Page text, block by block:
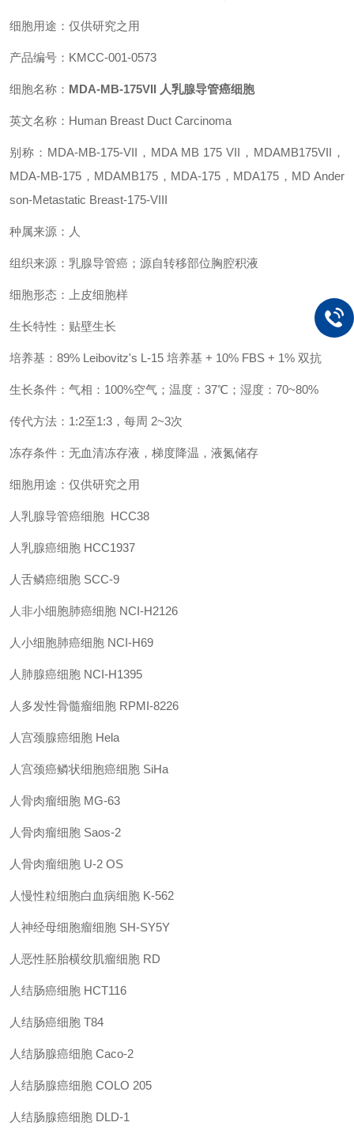
细胞用途：仅供研究之用
产品编号：KMCC-001-0573
细胞名称： MDA-MB-175VII 人乳腺导管癌细胞
英文名称：Human Breast Duct Carcinoma
别称：MDA-MB-175-VII，MDA MB 175 VII，MDAMB175VII，
MDA-MB-175，MDAMB175，MDA-175，MDA175，MD Ander
son-Metastatic Breast-175-VIII
种属来源：人
组织来源：乳腺导管癌；源自转移部位胸腔积液
细胞形态：上皮细胞样
生长特性：贴壁生长
培养基：89% Leibovitz's L-15 培养基 + 10% FBS + 1% 双抗
生长条件：气相：100%空气；温度：37℃；湿度：70~80%
传代方法：1:2至1:3，每周 2~3次
冻存条件：无血清冻存液，梯度降温，液氮储存
细胞用途：仅供研究之用
人乳腺导管癌细胞 HCC38
人乳腺癌细胞 HCC1937
人舌鳞癌细胞 SCC-9
人非小细胞肺癌细胞 NCI-H2126
人小细胞肺癌细胞 NCI-H69
人肺腺癌细胞 NCI-H1395
人多发性骨髓瘤细胞 RPMI-8226
人宫颈腺癌细胞 Hela
人宫颈癌鳞状细胞癌细胞 SiHa
人骨肉瘤细胞 MG-63
人骨肉瘤细胞 Saos-2
人骨肉瘤细胞 U-2 OS
人慢性粒细胞白血病细胞 K-562
人神经母细胞瘤细胞 SH-SY5Y
人恶性胚胎横纹肌瘤细胞 RD
人结肠癌细胞 HCT116
人结肠癌细胞 T84
人结肠腺癌细胞 Caco-2
人结肠腺癌细胞 COLO 205
人结肠腺癌细胞 DLD-1